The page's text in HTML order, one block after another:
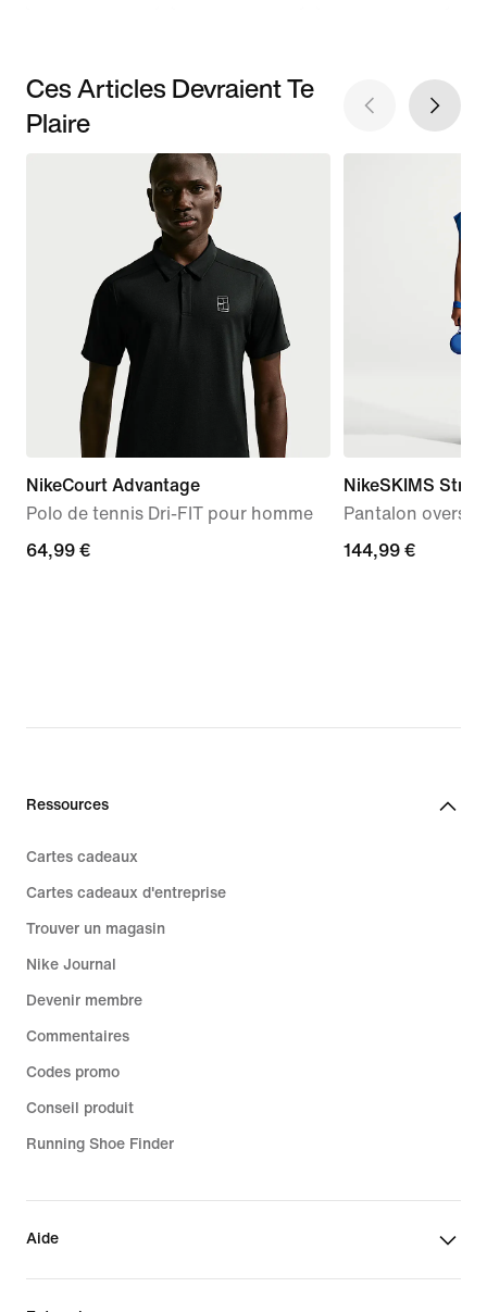
Ces Articles Devraient Te
Plaire
NikeCourt Advantage
Polo de tennis Dri-FIT pour homme
64,99 €
64,99 €
NikeSKIMS
Pantalon
144,99 €
144,99 €
Ressources
Cartes cadeaux
Cartes cadeaux d'entreprise
Trouver un magasin
Nike Journal
Devenir membre
Commentaires
Codes promo
Conseil produit
Running Shoe Finder
Aide